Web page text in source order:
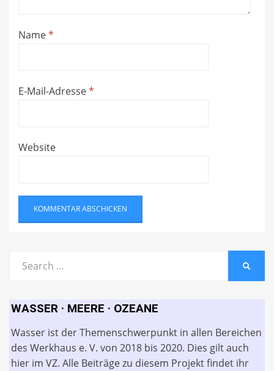
Name*
E-Mail-Adresse*
Website
for:
WASSER · MEERE · OZEANE
Wasser ist der Themenschwerpunkt in allen Bereichen
des Werkhaus e. V. von 2018 bis 2020. Dies gilt auch
hier im VZ. Alle Beiträge zu diesem Projekt findet ihr